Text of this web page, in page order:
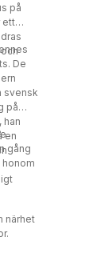
på
ett
De
svensk
på
han
en
gång
närhet